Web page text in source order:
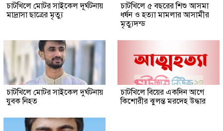
চাটখিলে মোটর সাইকেল দূর্ঘটনায়
মাদ্রাসা ছাত্রের মৃত্যু
চাটখিলে ৫ বছরের শিশু আসমা
ধর্ষন ও হত্যা মামলার আসামীর
মৃত্যুদন্ড
চাটখিলে মোটর সাইকেল দুর্ঘটনায়
যুবক নিহত
চাটখিলে বিয়ের একদিন আগে
কিশোরীর ঝুলন্ত মরদেহ উদ্ধার